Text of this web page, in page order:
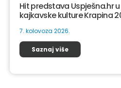
Hit predstava Uspješna.hr
kajkavske kulture Krapina
7. kolovoza 2026.
Saznaj više